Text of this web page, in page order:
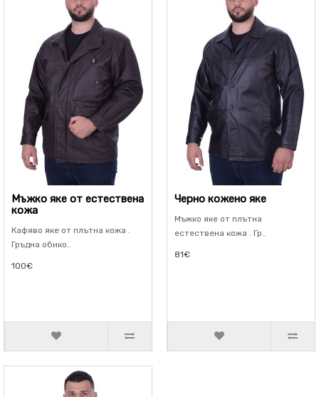
Мъжко яке от естествена
кожа
Кафяво яке от плътна кожа .
Гръдна обико..
100€
Черно кожено яке
Мъжко яке от плътна
естествена кожа . Гр..
81€